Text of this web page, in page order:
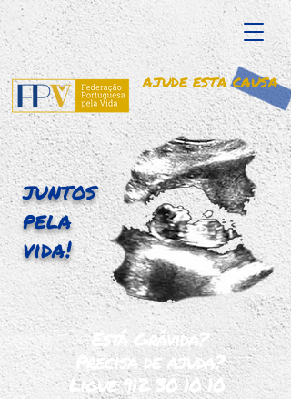
AJUDE ESTA CAUSA
juntos
pela
vida!
Está Grávida?
Precisa de ajuda?
Ligue912 30 10 10